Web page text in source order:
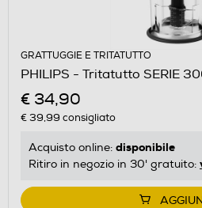
GRATTUGGIE E TRITATUTTO
PHILIPS - Tritatutto SERIE
€ 34,90
€ 39,99 consigliato
Acquisto online: disponibile
Ritiro in negozio in 30' gratuito: